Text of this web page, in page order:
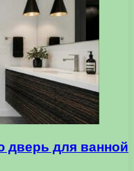
дверь для ванной